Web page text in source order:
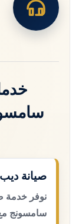
صيانة
نوفر خدمة
سامسونج مع